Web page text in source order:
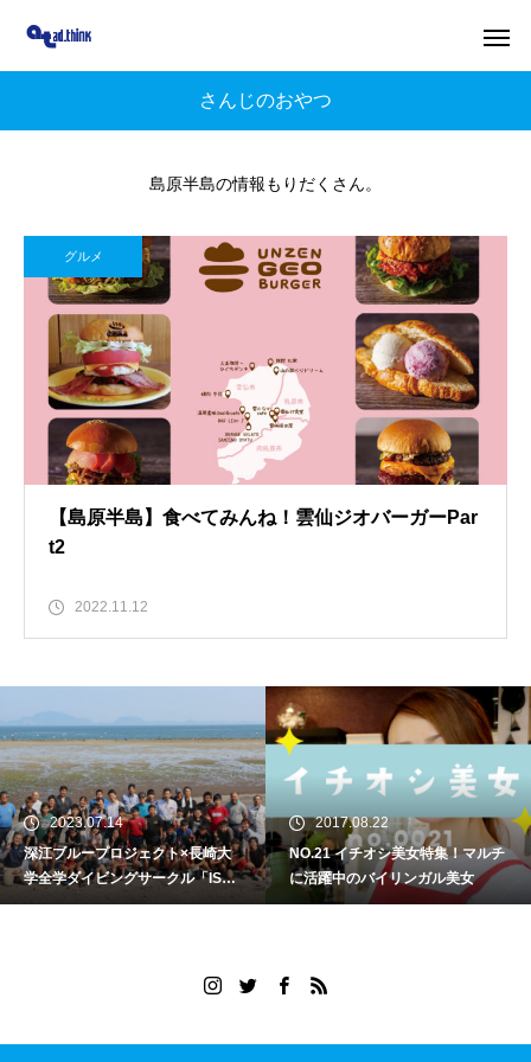
さんじのおやつ
島原半島の情報もりだくさん。
グルメ
【島原半島】食べてみんね！雲仙ジオバーガーPar
t2
2022.11.12
2023.07.14
深江ブループロジェクト×長崎大
学全学ダイビングサークル「ISA
NA」
2017.08.22
NO.21 イチオシ美女特集！マルチ
に活躍中のバイリンガル美女